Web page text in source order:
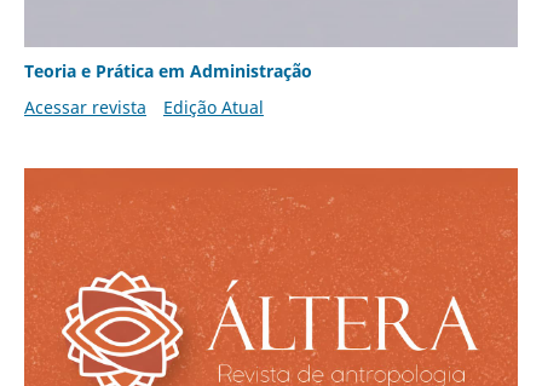
Teoria e Prática em Administração
Acessar revista
Edição Atual